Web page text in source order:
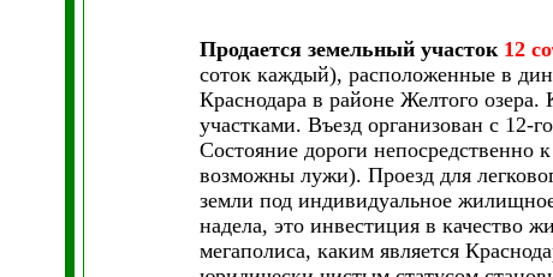
Продается земельный участок 12
соток каждый), расположенные в
Краснодара в районе Желтого
участками. Въезд организован с 12-
Состояние дороги
возможны лужи). Проезд для
земли под индивидуальное
надела, это инвестиция в качество
мегаполиса, каким является